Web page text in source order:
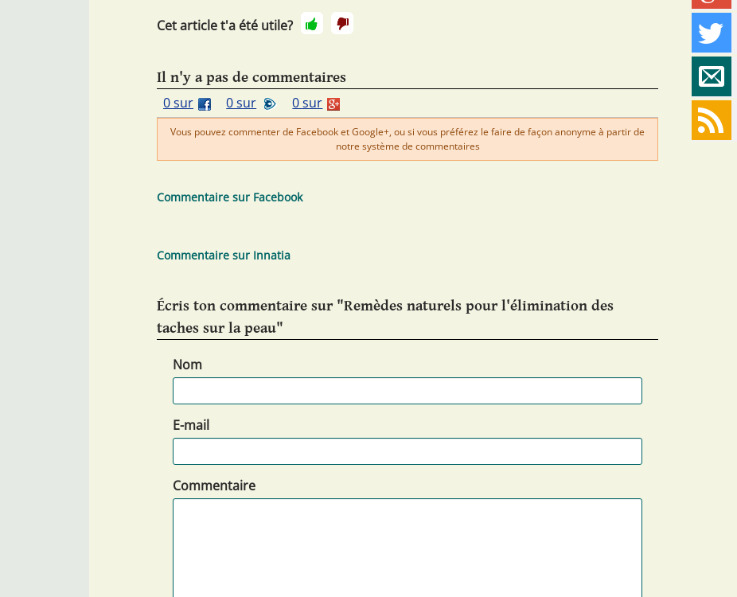
Cet article t'a été utile?
Il n'y a pas de commentaires
0 sur
0 sur 0 sur
Vous pouvez commenter de Facebook et Google+, ou si vous préférez le faire de façon anonyme à partir de
notre système de commentaires
Commentaire sur Facebook
Commentaire sur Innatia
Écris ton commentaire sur "Remèdes naturels pour l'élimination des
taches sur la peau"
Nom
E-mail
Commentaire